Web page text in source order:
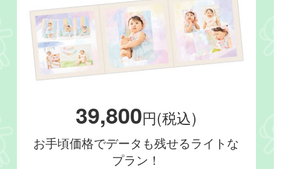
39,800円(税込)
お手頃価格でデータも残せるライトな
プラン！